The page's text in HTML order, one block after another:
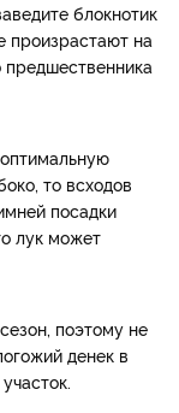
блокнотик
произрастают на
предшественника
то всходов
посадки
лук может
поэтому не
денек в